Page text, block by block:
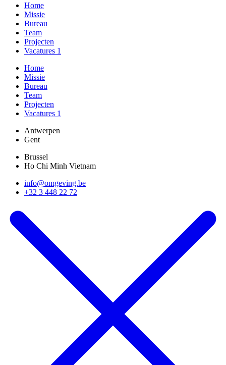
Home
Missie
Bureau
Team
Projecten
Vacatures 1
Home
Missie
Bureau
Team
Projecten
Vacatures 1
Antwerpen
Gent
Brussel
Ho Chi Minh Vietnam
info@omgeving.be
+32 3 448 22 72